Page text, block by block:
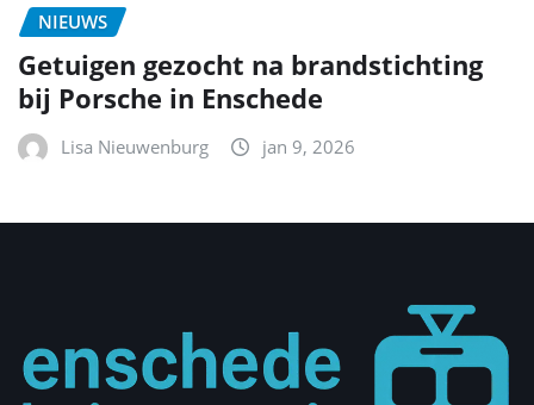
NIEUWS
Getuigen gezocht na brandstichting
bij Porsche in Enschede
Lisa Nieuwenburg jan 9, 2026